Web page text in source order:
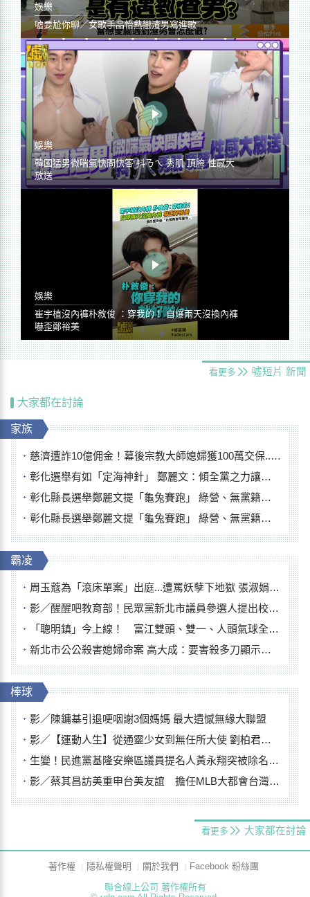
娛樂
噓要尬你聊／女歌手品怡熱戀渣男寫進歌
娛樂
韓國猛男微喘氣快問快答 抖ㄋㄟ 秀肌 頂胯 性感大
放送
娛樂
崔宇植沒內褲朴敘俊 ：穿我的！ 自爆兩天沒換內褲
嚇歪鄭裕美
看更多 噓短片 新聞
大家都在討論
家族
慈濟遭詐10億佣金！幕後宗教大師媳婦獲100萬交保...快步奔離不發一語
彰化選舉有如「定海神針」 鄭麗文：傾全黨之力讓彰化贏
彰化縣長選舉鄭麗文提「龜兔賽跑」 綠營、無黨籍忙否認是烏龜
彰化縣長選舉鄭麗文提「龜兔賽跑」 綠營、無黨籍忙否認是烏龜
霸凌
周玉蔻為「滾床單案」出庭...遭罵妖孽下地獄 張淑娟批：舌頭殺人有罪
影／醒醒吧教育部！民眾黨新北市議員參選人提出校園反毒防線升級政見
「聰明鎮」今上線！ 富江雙頭、雙一、人頭氣球全登場
新北市公公殺害媳婦命案 高大成：要害殺多刀顯示怨恨深
棒球
影／陳鏞基引退哽咽謝3個媽媽 最大遺憾無緣大聯盟
影／【運動人生】從通靈少女到無任所大使 劉柏君女裁判人生國際發光
生變！民進黨基隆安樂區議員提名人黃永翔突被除名 將另提他人
影／蔡其昌訪美重申台美友誼 擔任MLB大都會台灣日開球嘉賓
看更多 大家都在討論
著作權 隱私權聲明 關於我們
Facebook 粉絲團
聯合線上公司 著作權所有